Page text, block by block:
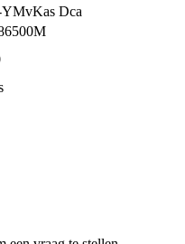
Dca